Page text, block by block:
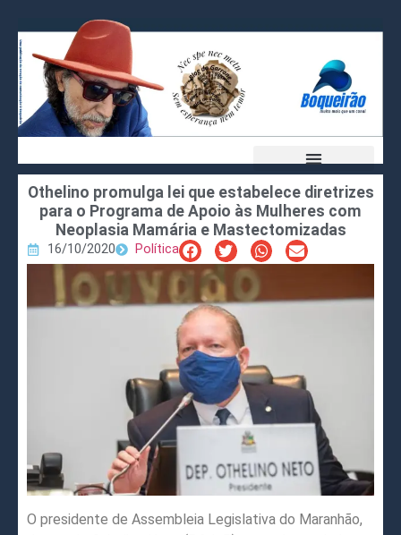
Othelino promulga lei que estabelece diretrizes
para o Programa de Apoio às Mulheres com
Neoplasia Mamária e Mastectomizadas
16/10/2020 Política
O presidente de Assembleia Legislativa do Maranhão,